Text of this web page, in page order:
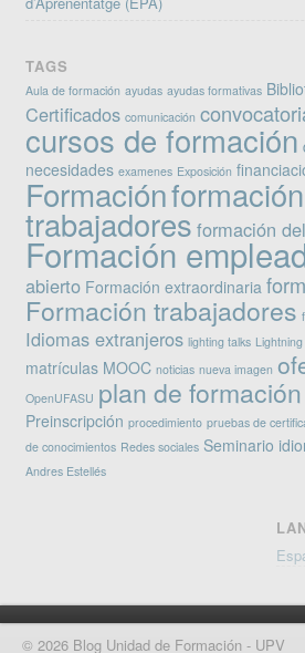
TAGS
Aula de formación ayudas ayudas formativas
Certificados comunicación
cursos de formación
necesidades examenes Exposición
Formación
trabajadores formación
Formación
abierto Formación extraordinaria
Formación trabajadores
Idiomas extranjeros lighting talks
matrículas MOOC noticias nueva imagen
OpenUFASU plan de formación
Preinscripción procedimiento pruebas de
de conocimientos Redes sociales Seminario
Andres Estellés
© 2026 Blog Unidad de Formación - UPV